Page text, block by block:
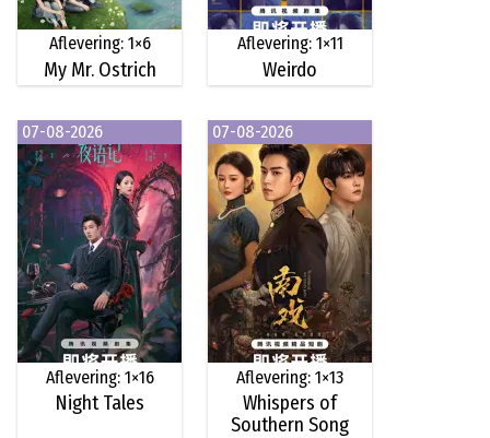
Aflevering: 1×6
My Mr. Ostrich
Aflevering: 1×11
Weirdo
07-08-2026
Aflevering: 1×16
Night Tales
07-08-2026
Aflevering: 1×13
Whispers of
Southern Song